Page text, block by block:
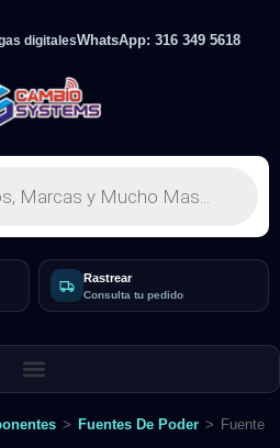
digitalesWhatsApp: 316 349 5618
Rastrear
Consulta tu pedido
> Fuentes De Poder > Fuente